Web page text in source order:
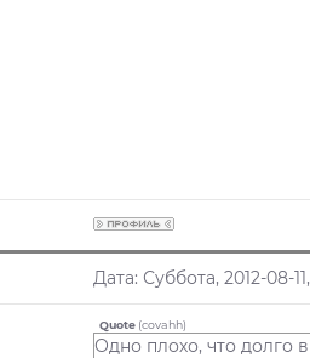
Дата: Суббота, 2012-08-
Quote (covahh)
Одно плохо, что долго